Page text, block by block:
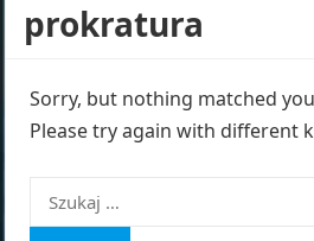
prokratura
Sorry, but nothing matched
Please try again with different
Szukaj: